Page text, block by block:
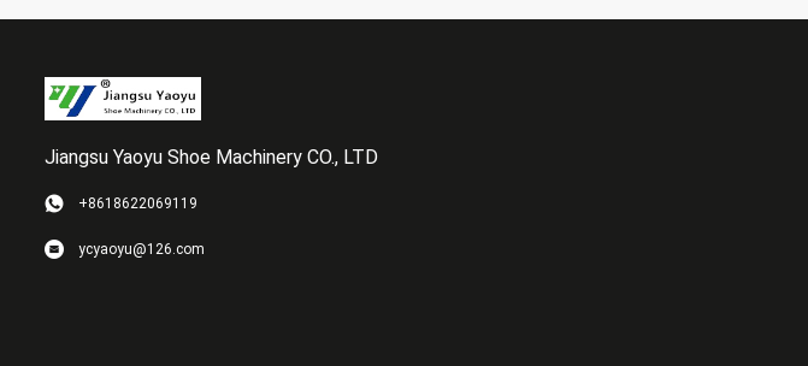
Jiangsu Yaoyu Shoe Machinery CO., LTD
+8618622069119
ycyaoyu@126.com